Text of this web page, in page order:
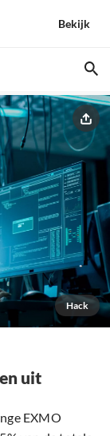
Bekijk
Hack
uit
EXMO